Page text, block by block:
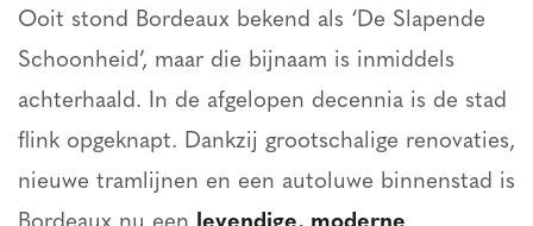
Ooit stond Bordeaux bekend als ‘De Slapende
Schoonheid’, maar die bijnaam is inmiddels
achterhaald. In de afgelopen decennia is de stad
flink opgeknapt. Dankzij grootschalige renovaties,
nieuwe tramlijnen en een autoluwe binnenstad is